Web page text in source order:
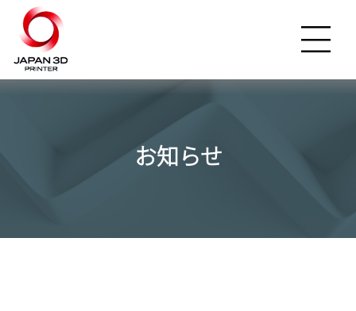
お知らせ